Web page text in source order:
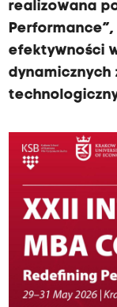
realizowana
efektywności
dynamicznych